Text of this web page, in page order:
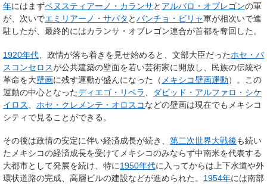
年にはまずベヌスティアーノ・カランサと アルバロ・オブレゴンの軍
が、次いでエミリアーノ・サパタ とパンチョ・ビリャ軍が相次いで進
駐したが、最終的にはカランサ・オブレゴン連合が首都を奪回した。
1920年代 、政情が落ち着きを見せ始めると、文部大臣だったホセ・バ
スコンセロスが公共建築の壁面を若い芸術家に開放し、民族の伝統や
革命を大壁画に残す運動が盛んになった（ メキシコ壁画運動）。この
運動の中心となったディエゴ・リベラ
ダビッド・アルファロ・シケ
イロス
ホセ・クレメンテ・オロスコなどの壁画は現在でもメキシコ
シティで見ることができる。
その後は政情の安定に伴い経済成長が続き、 第二次世界大戦後も続い
たメキシコの経済成長を受けてメキシコのみならず中南米を代表する
大都市として発展を続け、特に1950年代に入ってからは上下水道や外
環状道路の完成、高層ビルの建設などが進められた。 1954年には南部